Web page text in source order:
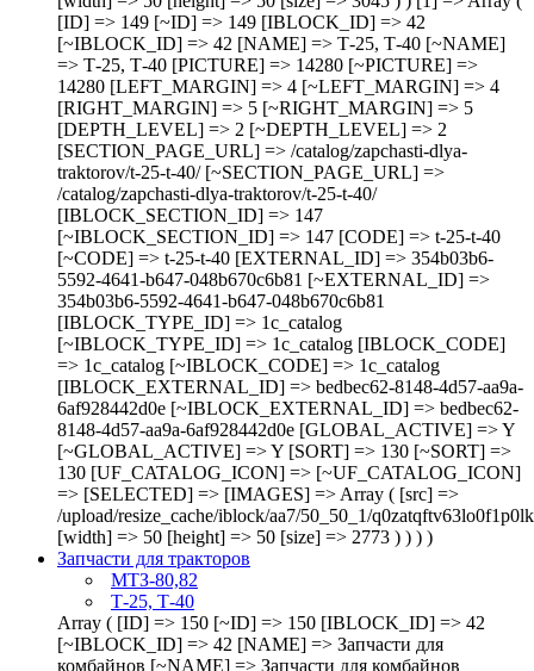
[ID] => 149 [~ID] => 149 [IBLOCK_ID] => 42
[~IBLOCK_ID] => 42 [NAME] => Т-25, Т-40 [~NAME]
=> Т-25, Т-40 [PICTURE] => 14280 [~PICTURE] =>
14280 [LEFT_MARGIN] => 4 [~LEFT_MARGIN] => 4
[RIGHT_MARGIN] => 5 [~RIGHT_MARGIN] => 5
[DEPTH_LEVEL] => 2 [~DEPTH_LEVEL] => 2
[SECTION_PAGE_URL] => /catalog/zapchasti-dlya-
traktorov/t-25-t-40/ [~SECTION_PAGE_URL] =>
/catalog/zapchasti-dlya-traktorov/t-25-t-40/
[IBLOCK_SECTION_ID] => 147
[~IBLOCK_SECTION_ID] => 147 [CODE] => t-25-t-40
[~CODE] => t-25-t-40 [EXTERNAL_ID] => 354b03b6-
5592-4641-b647-048b670c6b81 [~EXTERNAL_ID] =>
354b03b6-5592-4641-b647-048b670c6b81
[IBLOCK_TYPE_ID] => 1c_catalog
[~IBLOCK_TYPE_ID] => 1c_catalog [IBLOCK_CODE]
=> 1c_catalog [~IBLOCK_CODE] => 1c_catalog
[IBLOCK_EXTERNAL_ID] => bedbec62-8148-4d57-aa9a-
6af928442d0e [~IBLOCK_EXTERNAL_ID] => bedbec62-
8148-4d57-aa9a-6af928442d0e [GLOBAL_ACTIVE] => Y
[~GLOBAL_ACTIVE] => Y [SORT] => 130 [~SORT] =>
130 [UF_CATALOG_ICON] => [~UF_CATALOG_ICON]
=> [SELECTED] => [IMAGES] => Array ( [src] =>
/upload/resize_cache/iblock/aa7/50_50_1/
[width] => 50 [height] => 50 [size] => 2773 ) ) ) )
Запчасти для тракторов
МТЗ-80,82
Т-25, Т-40
Array ( [ID] => 150 [~ID] => 150 [IBLOCK_ID] => 42 [~IBLOCK_ID] => 42 [NAME] => Запчасти для комбайнов [~NAME] => Запчасти для комбайнов [PICTURE] => 1827 [~PICTURE] => 1827 [LEFT_MARGIN] => 7 [~LEFT_MARGIN] => 7 [RIGHT_MARGIN] => 34 [~RIGHT_MARGIN] => 34 [DEPTH_LEVEL] => 1 [~DEPTH_LEVEL] => 1 [SECTION_PAGE_URL] => /catalog/zapchasti-dlya-kombaynov/ [~SECTION_PAGE_URL] => /catalog/zapchasti-dlya-kombaynov/ [IBLOCK_SECTION_ID] => [~IBLOCK_SECTION_ID] => [CODE] => zapchasti-dlya-kombaynov [~CODE] => zapchasti-dlya-kombaynov [EXTERNAL_ID] => 48702fa3-944a-4b86-bd0c-20a702347421 [~EXTERNAL_ID] => 48702fa3-944a-4b86-bd0c-20a702347421 [IBLOCK_TYPE_ID] => 1c_catalog [~IBLOCK_TYPE_ID] => 1c_catalog [IBLOCK_CODE] => 1c_catalog [~IBLOCK_CODE] => 1c_catalog [IBLOCK_EXTERNAL_ID] => bedbec62-8148-4d57-aa9a-6af928442d0e [~IBLOCK_EXTERNAL_ID] => bedbec62-8148-4d57-aa9a-6af928442d0e [GLOBAL_ACTIVE] => Y [~GLOBAL_ACTIVE] => Y [SORT] => 140 [~SORT] => 140 [UF_CATALOG_ICON] => [~UF_CATALOG_ICON] => [SELECTED] => 1 [IMAGES] => Array ( [src] => /upload/resize_cache/medialibrary/b90/50_50_1/9uh008ramqpcwo0uxswb0wveocjaej6w.png [width] => 50 [height] => 50 [size] => 3014 ) [CHILD] => Array ( [0] => Array ( [ID] => 151 [~ID] => 151 [IBLOCK_ID] => 42 [~IBLOCK_ID] => 42 [NAME] => ДОН [~NAME] => ДОН [PICTURE] => 1823 [~PICTURE] => 1823 [LEFT_MARGIN] => 8 [~LEFT_MARGIN] => 8 [RIGHT_MARGIN] => 9 [~RIGHT_MARGIN] => 9 [DEPTH_LEVEL] => 2 [~DEPTH_LEVEL] => 2 [SECTION_PAGE_URL] => /catalog/zapchasti-dlya-kombaynov/don/ [~SECTION_PAGE_URL] => /catalog/zapchasti-dlya-kombaynov/don/ [IBLOCK_SECTION_ID] => 150 [~IBLOCK_SECTION_ID] => 150 [CODE] => don [~CODE] => don [EXTERNAL_ID] => 9b3587df-6db2-4b91-983e-78d30bb70703 [~EXTERNAL_ID] => 9b3587df-6db2-4b91-983e-78d30bb70703 [IBLOCK_TYPE_ID] => 1c_catalog [~IBLOCK_TYPE_ID] => 1c_catalog [IBLOCK_CODE] => 1c_catalog [~IBLOCK_CODE] => 1c_catalog [IBLOCK_EXTERNAL_ID] => bedbec62-8148-4d57-aa9a-6af928442d0e [~IBLOCK_EXTERNAL_ID] => bedbec62-8148-4d57-aa9a-6af928442d0e [GLOBAL_ACTIVE] => Y [~GLOBAL_ACTIVE] => Y [SORT] => 150 [~SORT] => 150 [UF_CATALOG_ICON] => [~UF_CATALOG_ICON] => [SELECTED] => [IMAGES] => Array ( [src] => /upload/resize_cache/medialibrary/75b/50_50_1/q0pxbfrxcbnsm9308whpo90rqrcoe8pp.jpg [width] => 50 [height] => 50 [size] => 2215 ) ) [1] => Array ( [ID] => 152 [~ID] => 152 [IBLOCK_ID] => 42 [~IBLOCK_ID] => 42 [NAME] => ПОЛЕСЬЕ [~NAME] => ПОЛЕСЬЕ [PICTURE] => 1825 [~PICTURE] => 1825 [LEFT_MARGIN] => 10 [~LEFT_MARGIN] => 10 [RIGHT_MARGIN] => 11 [~RIGHT_MARGIN] => 11 [DEPTH_LEVEL] => 2 [~DEPTH_LEVEL] => 2 [SECTION_PAGE_URL] => /catalog/zapchasti-dlya-kombaynov/polese/ [~SECTION_PAGE_URL] => /catalog/zapchasti-dlya-kombaynov/polese/ [IBLOCK_SECTION_ID] => 150 [~IBLOCK_SECTION_ID] => 150 [CODE] => polese [~CODE] => polese [EXTERNAL_ID] => df11b133-16f2-4774-a989-05f2563b8bf3 [~EXTERNAL_ID] => df11b133-16f2-4774-a989-05f2563b8bf3 [IBLOCK_TYPE_ID] => 1c_catalog [~IBLOCK_TYPE_ID] => 1c_catalog [IBLOCK_CODE] => 1c_catalog [~IBLOCK_CODE] => 1c_catalog [IBLOCK_EXTERNAL_ID] => bedbec62-8148-4d57-aa9a-6af928442d0e [~IBLOCK_EXTERNAL_ID] => bedbec62-8148-4d57-aa9a-6af928442d0e [GLOBAL_ACTIVE] => Y [~GLOBAL_ACTIVE] => Y [SORT] => 160 [~SORT] => 160 [UF_CATALOG_ICON] => [~UF_CATALOG_ICON] => [SELECTED] => [IMAGES] => Array ( [src] => /upload/resize_cache/medialibrary/6ff/50_50_1/xwgdczjpm45uv7ehe6t1unaf650x3uax.png [width] => 50 [height] => 50 [size] => 2835 ) ) [2] => Array ( [ID] => 153 [~ID] => 153 [IBLOCK_ID] => 42 [~IBLOCK_ID] => 42 [NAME] => Звёздочки к цепям [~NAME] => Звёздочки к цепям [PICTURE] => 1718 [~PICTURE] => 1718 [LEFT_MARGIN] => 12 [~LEFT_MARGIN] => 12 [RIGHT_MARGIN] => 13 [~RIGHT_MARGIN] => 13 [DEPTH_LEVEL] => 2 [~DEPTH_LEVEL] => 2 [SECTION_PAGE_URL] => /catalog/zapchasti-dlya-kombaynov/zvyezdochki-k-tsepyam/ [~SECTION_PAGE_URL] => /catalog/zapchasti-dlya-kombaynov/zvyezdochki-k-tsepyam/ [IBLOCK_SECTION_ID] => 150 [~IBLOCK_SECTION_ID] => 150 [CODE] => zvyezdochki-k-tsepyam [~CODE] => zvyezdochki-k-tsepyam [EXTERNAL_ID] => 3b3b00be-63e9-4f89-a77a-65e70f7c7d2f [~EXTERNAL_ID] => 3b3b00be-63e9-4f89-a77a-65e70f7c7d2f [IBLOCK_TYPE_ID] => 1c_catalog [~IBLOCK_TYPE_ID] => 1c_catalog [IBLOCK_CODE] => 1c_catalog [~IBLOCK_CODE] => 1c_catalog [IBLOCK_EXTERNAL_ID] => bedbec62-8148-4d57-aa9a-6af928442d0e [~IBLOCK_EXTERNAL_ID] => bedbec62-8148-4d57-aa9a-6af928442d0e [GLOBAL_ACTIVE] => Y [~GLOBAL_ACTIVE] => Y [SORT] => 170 [~SORT] => 170 [UF_CATALOG_ICON] => [~UF_CATALOG_ICON] => [SELECTED] => 1 [IMAGES] => Array ( [src] => /upload/resize_cache/medialibrary/8d5/50_50_1/rk9b069bipa6k6s5mm8mz8feasc28ity.jpg [width] => 49 [height] => 50 [size] => 1969 ) ) [3] => Array ( [ID] => 213 [~ID] => 213 [IBLOCK_ID] => 42 [~IBLOCK_ID] => 42 [NAME] => Вектор [~NAME] => Вектор [PICTURE] => 8734 [~PICTURE] => 8734 [LEFT_MARGIN] => 18 [~LEFT_MARGIN] => 18 [RIGHT_MARGIN] => 19 [~RIGHT_MARGIN] => 19 [DEPTH_LEVEL] => 2 [~DEPTH_LEVEL] => 2 [SECTION_PAGE_URL] => /catalog/zapchasti-dlya-kombaynov/vektor/ [~SECTION_PAGE_URL] => /catalog/zapchasti-dlya-kombaynov/vektor/ [IBLOCK_SECTION_ID] => 150 [~IBLOCK_SECTION_ID] => 150 [CODE] => vektor [~CODE] => vektor [EXTERNAL_ID] => [~EXTERNAL_ID] => [IBLOCK_TYPE_ID] => 1c_catalog [~IBLOCK_TYPE_ID] => 1c_catalog [IBLOCK_CODE] => 1c_catalog [~IBLOCK_CODE] => 1c_catalog [IBLOCK_EXTERNAL_ID] => bedbec62-8148-4d57-aa9a-6af928442d0e [~IBLOCK_EXTERNAL_ID] => bedbec62-8148-4d57-aa9a-6af928442d0e [GLOBAL_ACTIVE] => Y [~GLOBAL_ACTIVE] => Y [SORT] => 500 [~SORT] => 500 [UF_CATALOG_ICON] => [~UF_CATALOG_ICON] => [SELECTED] => [IMAGES] => Array ( [src] => /upload/resize_cache/iblock/3de/50_50_1/d0ifcssmfwe5nlaxo1gws3yrjyo7s322.jpg [width] => 50 [height] => 50 [size] => 2519 ) ) [4] => Array ( [ID] => 214 [~ID] => 214 [IBLOCK_ID] => 42 [~IBLOCK_ID] => 42 [NAME] => Торум [~NAME] => Торум [PICTURE] => 8735 [~PICTURE] => 8735